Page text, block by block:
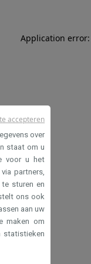
Application
over
staat om u
voor u het
partners,
te sturen en
ons ook
aan uw
maken om
statistieken
accepteren